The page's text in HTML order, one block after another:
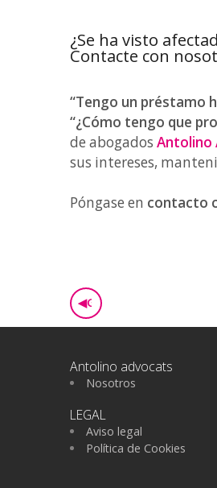
¿Se ha visto
Contacte con
“Tengo un préstamo
“¿Cómo tengo que
de abogados Antolino
sus intereses,
Póngase en contacto
◀GO BACK
Antolino advocats
Nosotros
LEGAL
Aviso legal
Política de Cookies